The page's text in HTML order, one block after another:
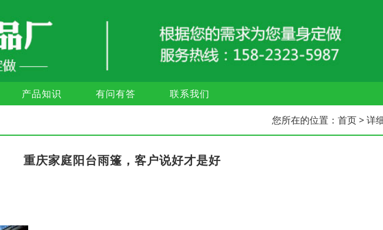
产品知识 有问有答 联系我们
您所在的位置： 首页> 详
重庆家庭阳台雨篷，客户说好才是好